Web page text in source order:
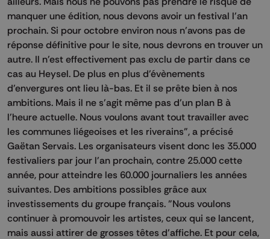
manquer une édition, nous devons avoir un festival l'an
prochain. Si pour octobre environ nous n'avons pas de
réponse définitive pour le site, nous devrons en trouver un
autre. Il n'est effectivement pas exclu de partir dans ce
cas au Heysel. De plus en plus d'évènements
d'envergures ont lieu là-bas. Et il se prête bien à nos
ambitions. Mais il ne s'agit même pas d'un plan B à
l'heure actuelle. Nous voulons avant tout travailler avec
les communes liégeoises et les riverains", a précisé
Gaëtan Servais. Les organisateurs visent donc les 35.000
festivaliers par jour l'an prochain, contre 25.000 cette
année, pour atteindre les 60.000 journaliers les années
suivantes. Des ambitions possibles grâce aux
investissements du groupe français. "Nous voulons
continuer à promouvoir les artistes, ceux qui se lancent,
mais aussi attirer de grosses têtes d'affiche. Et pour cela,